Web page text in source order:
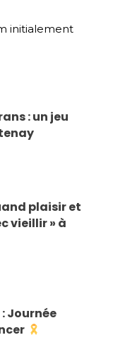
initialement
: un jeu
plaisir et
vieillir » à
Journée